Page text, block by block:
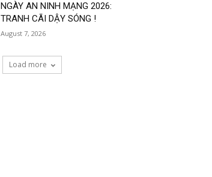
NGÀY AN NINH MẠNG 2026:
TRANH CÃI DẬY SÓNG !
August 7, 2026
Load more